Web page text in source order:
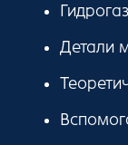
Детали